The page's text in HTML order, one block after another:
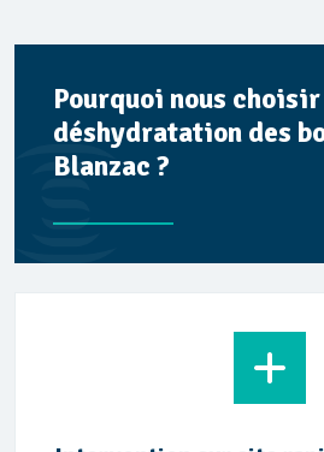
Pourquoi nous
déshydratation des
Blanzac ?